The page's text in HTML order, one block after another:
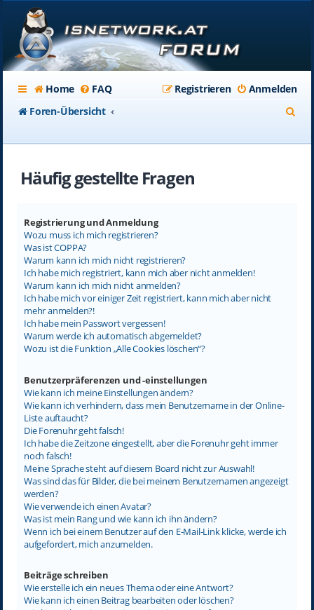
Home FAQ Anmelden
Registrieren
Foren-Übersicht
Häufig gestellte Fragen
Registrierung und Anmeldung
Wozu muss ich mich registrieren?
Was ist COPPA?
Warum kann ich mich nicht registrieren?
Ich habe mich registriert, kann mich aber nicht anmelden!
Warum kann ich mich nicht anmelden?
Ich habe mich vor einiger Zeit registriert, kann mich aber nicht
mehr anmelden?!
Ich habe mein Passwort vergessen!
Warum werde ich automatisch abgemeldet?
Wozu ist die Funktion „Alle Cookies löschen“?
Benutzerpräferenzen und -einstellungen
Wie kann ich meine Einstellungen ändern?
Wie kann ich verhindern, dass mein Benutzername in der Online-
Liste auftaucht?
Die Forenuhr geht falsch!
Ich habe die Zeitzone eingestellt, aber die Forenuhr geht immer
noch falsch!
Meine Sprache steht auf diesem Board nicht zur Auswahl!
Was sind das für Bilder, die bei meinem Benutzernamen angezeigt
werden?
Wie verwende ich einen Avatar?
Was ist mein Rang und wie kann ich ihn ändern?
Wenn ich bei einem Benutzer auf den E-Mail-Link klicke, werde ich
aufgefordert, mich anzumelden.
Beiträge schreiben
Wie erstelle ich ein neues Thema oder eine Antwort?
Wie kann ich einen Beitrag bearbeiten oder löschen?